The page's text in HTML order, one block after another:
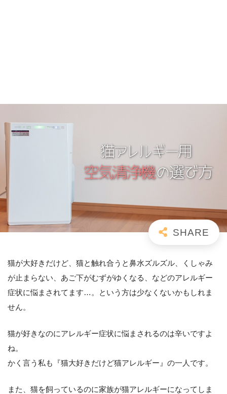
猫が大好きだけど、猫と触れ合うと鼻水ズルズル、くしゃみ
が止まらない、あご下がむずがゆくなる、などのアレルギー
症状に悩まされてます…。という方は少なくないかもしれま
せん。
猫が好きなのにアレルギー症状に悩まされるのは辛いですよ
ね。
かく言う私も『猫大好きだけど猫アレルギー』の一人です。
また、猫を飼っているのに家族が猫アレルギーになってしま